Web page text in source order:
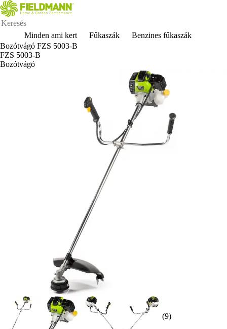
Minden ami kert Fűkaszák
Benzines fűkaszák
Bozótvágó FZS 5003-B
FZS 5003-B
Bozótvágó
(9)